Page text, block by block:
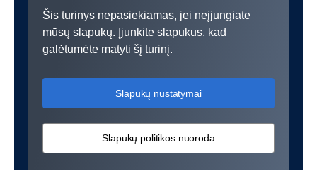
Šis turinys nepasiekiamas, jei neįjungiate
mūsų slapukų. Įjunkite slapukus, kad
galėtumėte matyti šį turinį.
Slapukų nustatymai
Slapukų politikos nuoroda